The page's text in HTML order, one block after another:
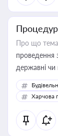
Про що
проведення
державні чи
Харчова